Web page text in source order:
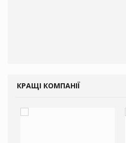
КРАЩІ КОМПАНІЇ